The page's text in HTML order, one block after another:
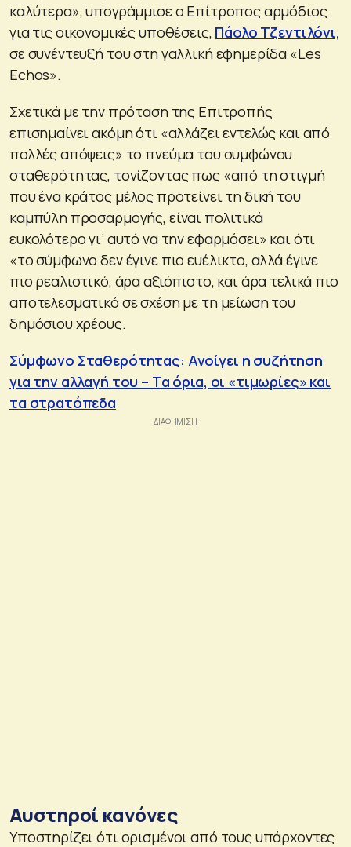
καλύτερα», υπογράμμισε ο Επίτροπος αρμόδιος
για τις οικονομικές υποθέσεις, Πάολο Τζεντιλόνι,
σε συνέντευξή του στη γαλλική εφημερίδα «Les
Echos».
Σχετικά με την πρόταση της Επιτροπής
επισημαίνει ακόμη ότι «αλλάζει εντελώς και από
πολλές απόψεις» το πνεύμα του συμφώνου
σταθερότητας, τονίζοντας πως «από τη στιγμή
που ένα κράτος μέλος προτείνει τη δική του
καμπύλη προσαρμογής, είναι πολιτικά
ευκολότερο γι’ αυτό να την εφαρμόσει» και ότι
«το σύμφωνο δεν έγινε πιο ευέλικτο, αλλά έγινε
πιο ρεαλιστικό, άρα αξιόπιστο, και άρα τελικά πιο
αποτελεσματικό σε σχέση με τη μείωση του
δημόσιου χρέους.
Σύμφωνο Σταθερότητας: Ανοίγει η συζήτηση
για την αλλαγή του – Τα όρια, οι «τιμωρίες» και
τα στρατόπεδα
Αυστηροί κανόνες
Υποστηρίζει ότι ορισμένοι από τους υπάρχοντες